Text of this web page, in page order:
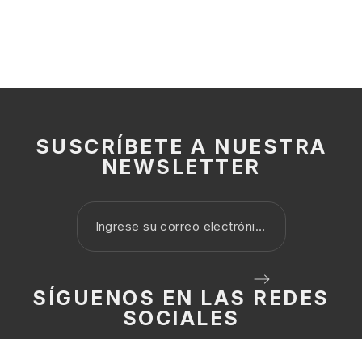
SUSCRÍBETE A NUESTRA
NEWSLETTER
SÍGUENOS EN LAS REDES
SOCIALES